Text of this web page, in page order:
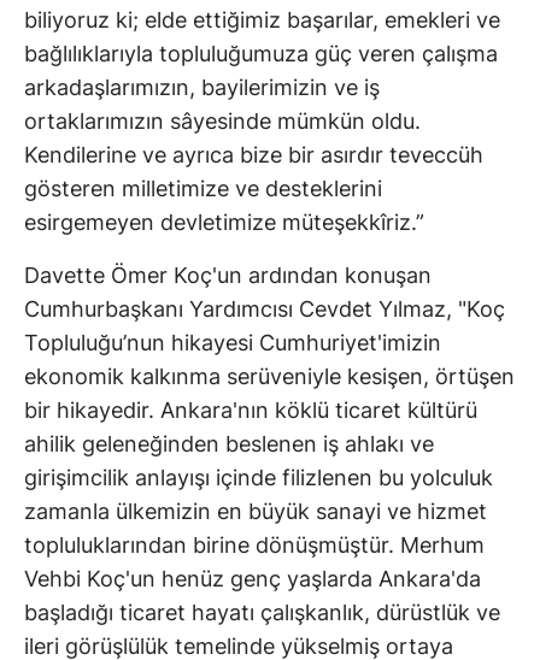
biliyoruz ki; elde ettiğimiz başarılar, emekleri ve
bağlılıklarıyla topluluğumuza güç veren çalışma
arkadaşlarımızın, bayilerimizin ve iş
ortaklarımızın sâyesinde mümkün oldu.
Kendilerine ve ayrıca bize bir asırdır teveccüh
gösteren milletimize ve desteklerini
esirgemeyen devletimize müteşekkîriz.”
Davette Ömer Koç'un ardından konuşan
Cumhurbaşkanı Yardımcısı Cevdet Yılmaz, "Koç
Topluluğu’nun hikayesi Cumhuriyet'imizin
ekonomik kalkınma serüveniyle kesişen, örtüşen
bir hikayedir. Ankara'nın köklü ticaret kültürü
ahilik geleneğinden beslenen iş ahlakı ve
girişimcilik anlayışı içinde filizlenen bu yolculuk
zamanla ülkemizin en büyük sanayi ve hizmet
topluluklarından birine dönüşmüştür. Merhum
Vehbi Koç'un henüz genç yaşlarda Ankara'da
başladığı ticaret hayatı çalışkanlık, dürüstlük ve
ileri görüşlülük temelinde yükselmiş ortaya